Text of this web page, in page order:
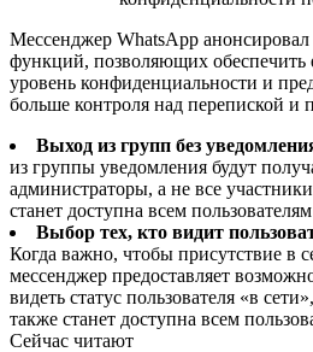
Мессенджер WhatsApp
функций, позволяющих обеспечить
уровень конфиденциальности и
больше контроля над перепиской и
Выход из групп без
из группы уведомления будут
администраторы, а не все
станет доступна всем
Выбор тех, кто видит
Когда важно, чтобы присутствие в
мессенджер предоставляет
видеть статус пользователя «в
также станет доступна всем
Сейчас читают